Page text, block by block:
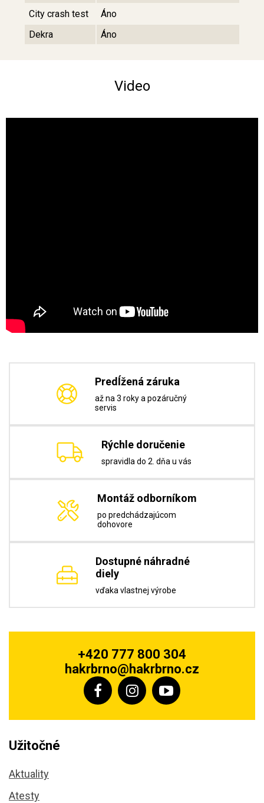
City crash test
Áno
Dekra
Áno
Video
Predĺžená záruka
až na 3 roky a pozáručný
servis
Rýchle doručenie
spravidla do 2. dňa u vás
Montáž odborníkom
po predchádzajúcom
dohovore
Dostupné náhradné
diely
vďaka vlastnej výrobe
+420 777 800 304
hakrbrno@hakrbrno.cz
Užitočné
Aktuality
Atesty